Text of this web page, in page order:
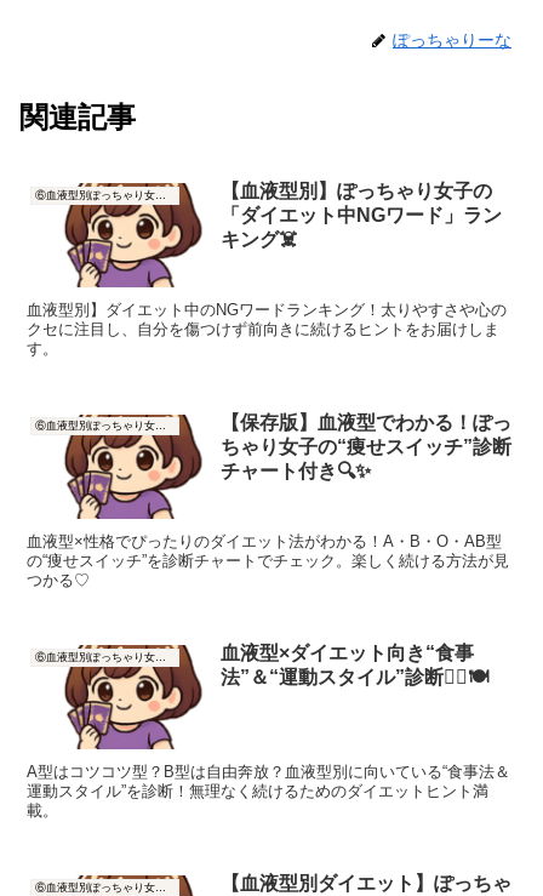
ぽっちゃりーな
関連記事
⑥血液型別ぽっちゃり女子の痩せ方
【血液型別】ぽっちゃり女子の
「ダイエット中NGワード」ラン
キング☠️
血液型別】ダイエット中のNGワードランキング！太りやすさや心の
クセに注目し、自分を傷つけず前向きに続けるヒントをお届けしま
す。
⑥血液型別ぽっちゃり女子の痩せ方
【保存版】血液型でわかる！ぽっ
ちゃり女子の“痩せスイッチ”診断
チャート付き🔍✨
血液型×性格でぴったりのダイエット法がわかる！A・B・O・AB型
の“痩せスイッチ”を診断チャートでチェック。楽しく続ける方法が見
つかる♡
⑥血液型別ぽっちゃり女子の痩せ方
血液型×ダイエット向き“食事
法”＆“運動スタイル”診断🏃‍♀️🍽
A型はコツコツ型？B型は自由奔放？血液型別に向いている“食事法＆
運動スタイル”を診断！無理なく続けるためのダイエットヒント満
載。
⑥血液型別ぽっちゃり女子の痩せ方
【血液型別ダイエット】ぽっちゃ